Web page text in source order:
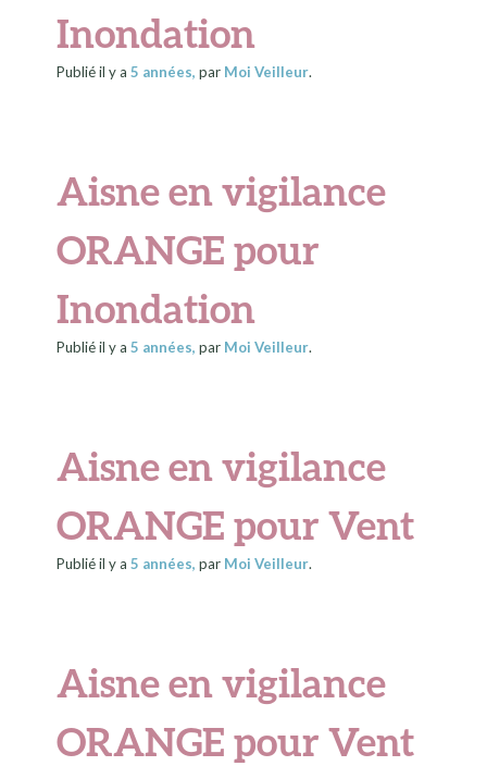
Inondation
Publié il y a5 années,par Moi Veilleur.
Aisne en vigilance
ORANGE pour
Inondation
Publié il y a5 années,par Moi Veilleur.
Aisne en vigilance
ORANGE pour Vent
Publié il y a5 années,par Moi Veilleur.
Aisne en vigilance
ORANGE pour Vent